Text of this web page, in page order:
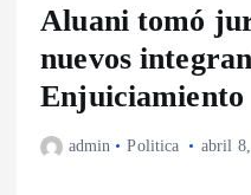
Aluani tomó
nuevos
Enjuiciamiento
admin Politica abril